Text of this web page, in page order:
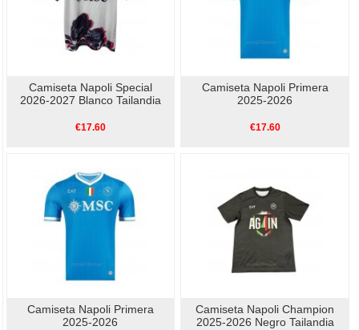
Camiseta Napoli Special
2026-2027 Blanco Tailandia
€17.60
Camiseta Napoli Primera
2025-2026
€17.60
Camiseta Napoli Primera
2025-2026
Camiseta Napoli Champion
2025-2026 Negro Tailandia